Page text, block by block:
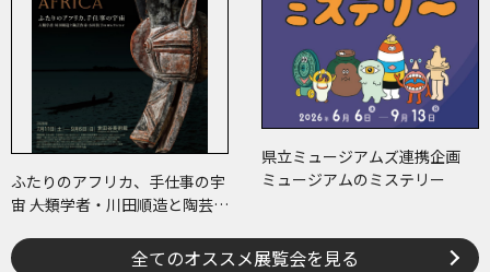
ふたりのアフリカ、手仕事の宇
宙 ――人類学者・川田順造と陶芸作
県立ミュージアムズ連携企画
ミュージアムのミステリー
全てのオススメ展覧会を見る